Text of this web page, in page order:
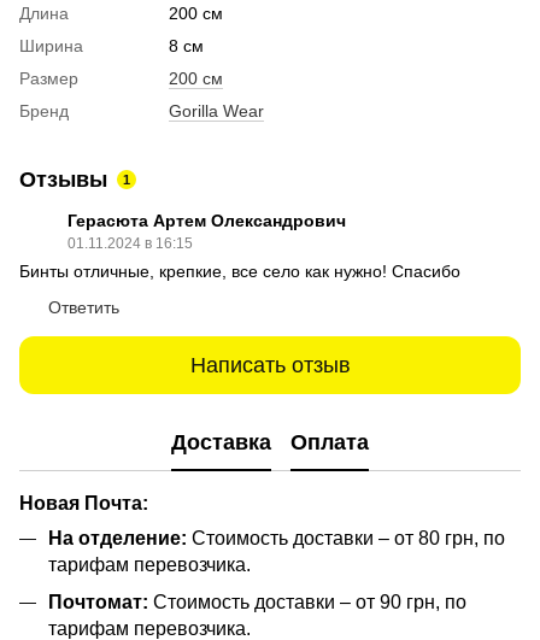
Длина
200 см
Ширина
8 см
Размер
200 см
Бренд
Gorilla Wear
Отзывы 1
Герасюта Артем Олександрович
01.11.2024 в 16:15
Бинты отличные, крепкие, все село как нужно! Спасибо
Ответить
Написать отзыв
Доставка Оплата
Новая Почта:
На отделение: Стоимость доставки – от 80 грн, по
тарифам перевозчика.
Почтомат: Стоимость доставки – от 90 грн, по
тарифам перевозчика.